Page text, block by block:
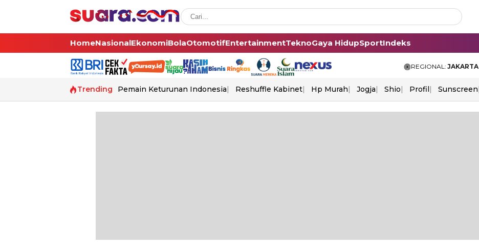
HomeNasionalEkonomiBolaOtomotifEntertainmentTeknoGaya HidupSportIndeks
REGIONAL: JAKARTA
Trending Pemain Keturunan Indonesia Reshuffle Kabinet Hp Murah Jogja Shio Profil Sunscreen